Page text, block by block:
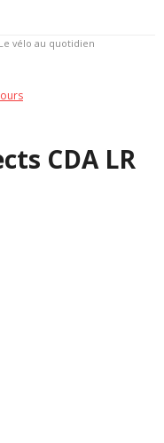
Le vélo au quotidien
CDA LR